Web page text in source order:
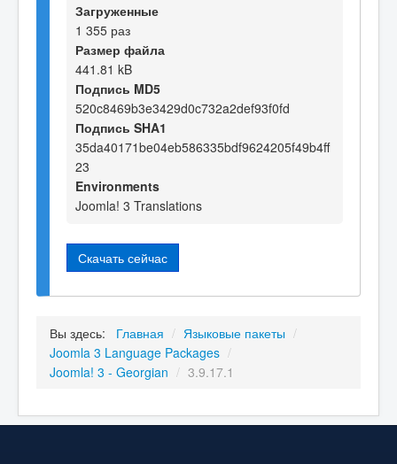
Загруженные
1 355 раз
Размер файла
441.81 kB
Подпись MD5
520c8469b3e3429d0c732a2def93f0fd
Подпись SHA1
35da40171be04eb586335bdf9624205f49b4ff
23
Environments
Joomla! 3 Translations
Скачать сейчас
Вы здесь: Главная / Языковые пакеты /
Joomla 3 Language Packages /
Joomla! 3 - Georgian / 3.9.17.1